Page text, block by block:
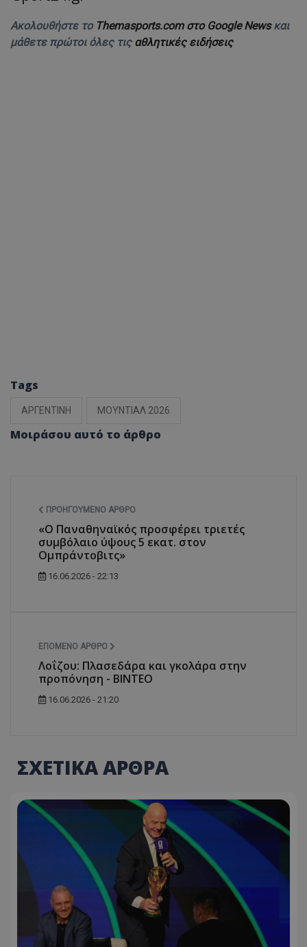
Ακολουθήστε το Themasports.com στο Google Newsκαι
μάθετε πρώτοι όλες τις αθλητικές ειδήσεις
Tags
ΑΡΓΕΝΤΙΝΗ ΜΟΥΝΤΙΑΛ 2026
Μοιράσου αυτό το άρθρο
ΠΡΟΗΓΟΎΜΕΝΟ ΆΡΘΡΟ
«Ο Παναθηναϊκός προσφέρει τριετές
συμβόλαιο ύψους 5 εκατ. στον
Ομπράντοβιτς»
16.06.2026 - 22:13
ΕΠΌΜΕΝΟ ΆΡΘΡΟ
Λοΐζου: Πλασεδάρα και γκολάρα στην
προπόνηση - ΒΙΝΤΕΟ
16.06.2026 - 21:20
ΣΧΕΤΙΚΑ ΑΡΘΡΑ